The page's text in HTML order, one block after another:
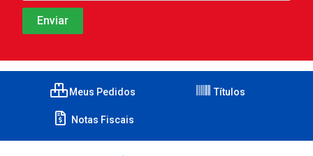
Meus Pedidos Títulos
Notas Fiscais